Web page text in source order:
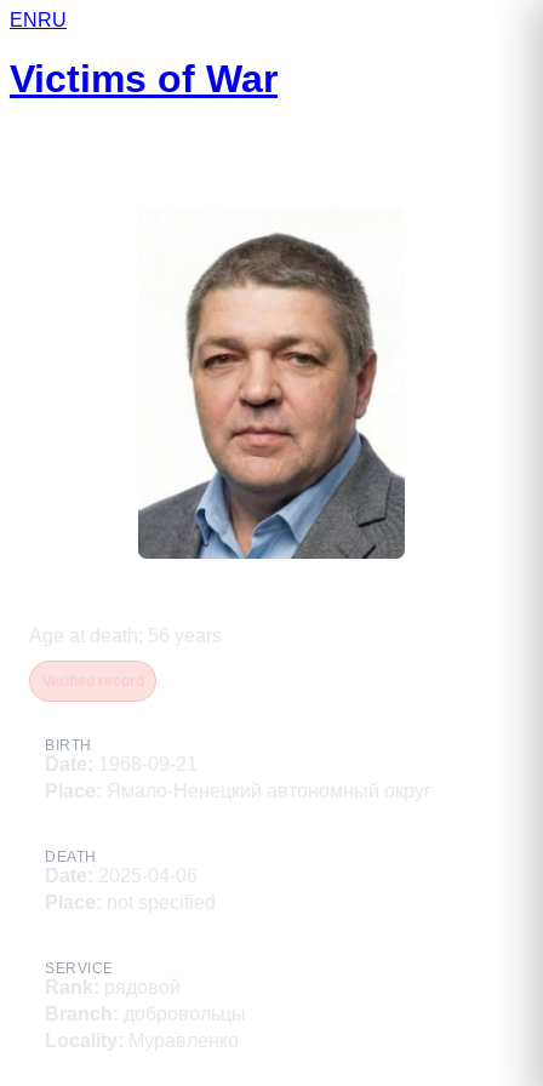
EN RU
Victims of War
Age at death : 56 years
BIRTH
Date: 1968-09-21
Place: Ямало-Ненецкий автономный округ
DEATH
Date: 2025-04-06
Place: not specified
SERVICE
Rank: рядовой
Branch : добровольцы
Locality: Муравленко